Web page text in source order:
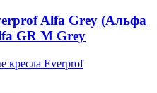
Alfa Grey (Альфа
GR M Grey
кресла Everprof